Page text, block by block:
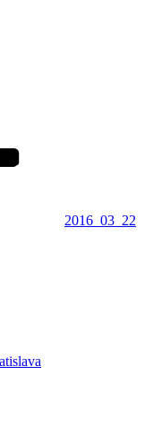
2016_03_22